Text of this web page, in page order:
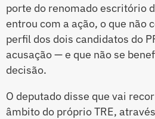
porte do renomado escritório
entrou com a ação, o que não
perfil dos dois candidatos do
acusação — e que não se
decisão.
O deputado disse que vai
âmbito do próprio TRE,